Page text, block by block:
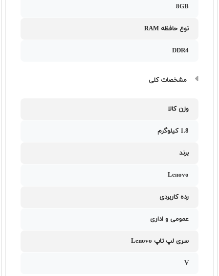
8GB
نوع حافظه RAM
DDR4
مشخصات کلی
وزن کالا
1.8 کیلوگرم
برند
Lenovo
رده کاربردی
عمومی و اداری
سری لپ تاپ Lenovo
V